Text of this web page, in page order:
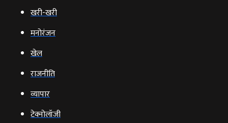
खरी-खरी
मनोरंजन
खेल
राजनीति
व्‍यापार
टेक्‍नोलॉजी